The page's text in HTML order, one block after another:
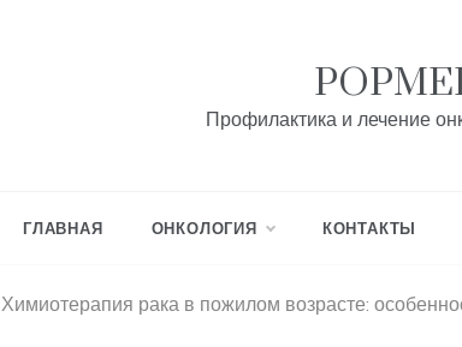
Профилактика и лечение
ГЛАВНАЯ ОНКОЛОГИЯ КОНТАКТЫ
Химиотерапия рака в пожилом возрасте: